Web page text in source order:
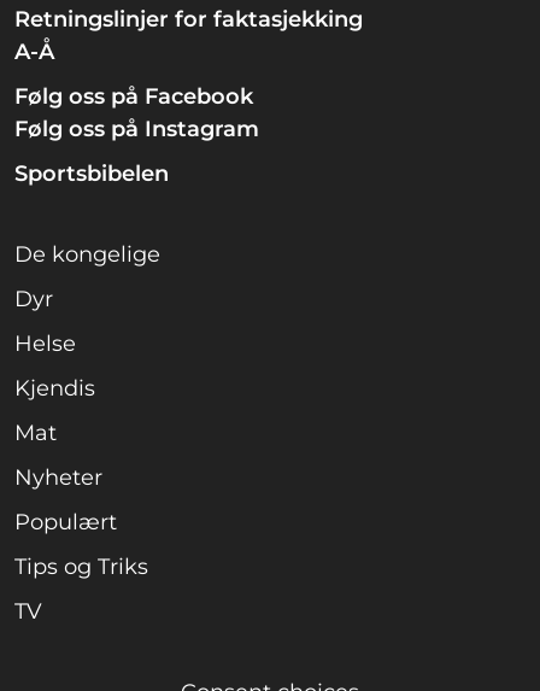
Retningslinjer for faktasjekking
A-Å
Følg oss på Facebook
Følg oss på Instagram
Sportsbibelen
De kongelige
Dyr
Helse
Kjendis
Mat
Nyheter
Populært
Tips og Triks
TV